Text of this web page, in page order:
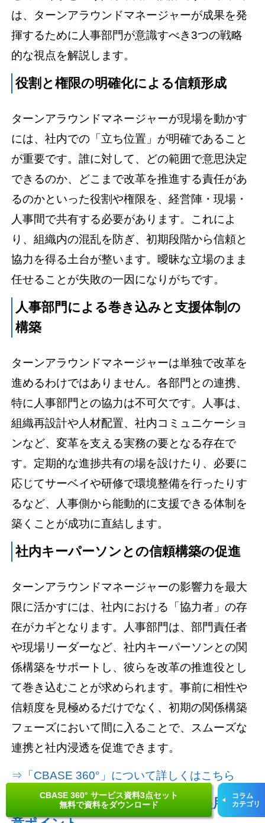
CBASE 360° サービス資料3点セット
無料で資料をダウンロード
コラム
カテゴリ
は、ターンアラウンドマネージャーが成果を発
揮するために人事部門が意識すべき3つの戦略
的な視点を解説します。
役割と権限の明確化による信頼形成
ターンアラウンドマネージャーが現場を動かす
には、社内での「立ち位置」が明確であること
が重要です。誰に対して、どの範囲で意思決定
できるのか、どこまで改革を推進する責任があ
るのかといった役割や権限を、経営陣・現場・
人事間で共有する必要があります。これによ
り、組織内の混乱を防ぎ、初期段階から信頼と
協力を得る土台が整います。曖昧な立場のまま
任せることが失敗の一因になりがちです。
人事部門による巻き込みと支援体制の
構築
ターンアラウンドマネージャーは単独で改革を
進めるわけではありません。各部門との連携、
特に人事部門との協力は不可欠です。人事は、
組織再設計や人材配置、社内コミュニケーショ
ンなど、変革を支える実務の要となる存在で
す。定期的な進捗共有の場を設けたり、必要に
応じてサーベイや研修で環境整備を行ったりす
るなど、人事側から能動的に支援できる体制を
築くことが成功に直結します。
社内キーパーソンとの信頼構築の促進
ターンアラウンドマネージャーの影響力を最大
限に活かすには、社内における「協力者」の存
在がカギとなります。人事部門は、部門責任者
や現場リーダーなど、社内キーパーソンとの関
係構築をサポートし、彼らを改革の推進役とし
て巻き込むことが求められます。事前に相性や
信頼度を見極めるだけでなく、初期の関係構築
フェーズにおいて間に入ることで、スムーズな
連携と社内浸透を促進できます。
⇒「CBASE 360°」について詳しくはこちら
ターンアラウンドマネージャー起用の注